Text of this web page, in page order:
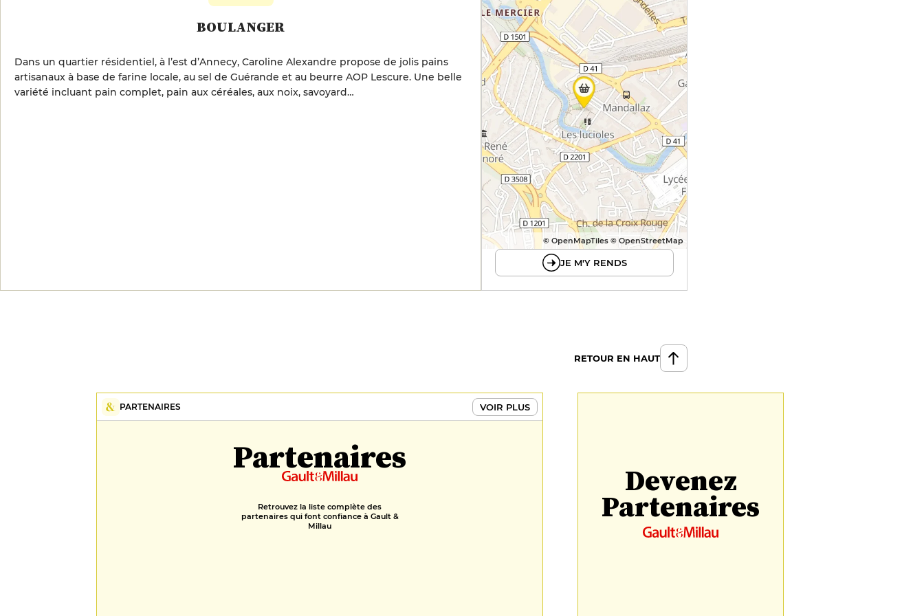
BOULANGER
Dans un quartier résidentiel, à l’est d’Annecy, Caroline Alexandre propose de jolis pains
artisanaux à base de farine locale, au sel de Guérande et au beurre AOP Lescure. Une belle
variété incluant pain complet, pain aux céréales, aux noix, savoyard…
© OpenMapTiles © OpenStreetMap
JE M'Y RENDS
RETOUR EN HAUT
PARTENAIRES VOIR PLUS
Partenaires
Retrouvez la liste complète des
partenaires qui font confiance à Gault &
Millau
Devenez
Partenaires